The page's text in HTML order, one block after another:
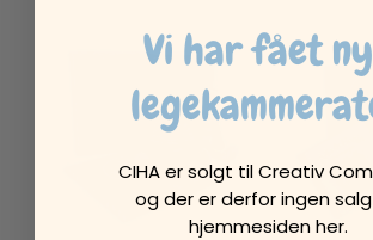
Vi har fået
CIHA er solgt til Creativ
og der er derfor ingen
hjemmesiden her.